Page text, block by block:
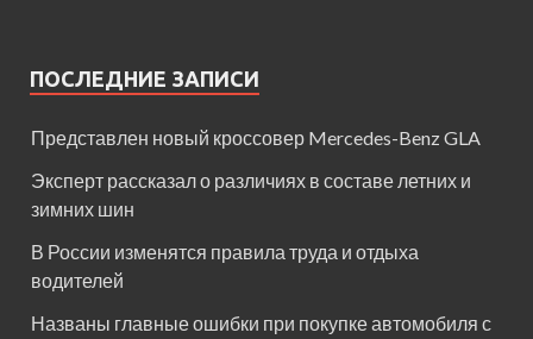
ПОСЛЕДНИЕ ЗАПИСИ
Представлен новый кроссовер Mercedes-Benz GLA
Эксперт рассказал о различиях в составе летних и
зимних шин
В России изменятся правила труда и отдыха
водителей
Названы главные ошибки при покупке автомобиля с